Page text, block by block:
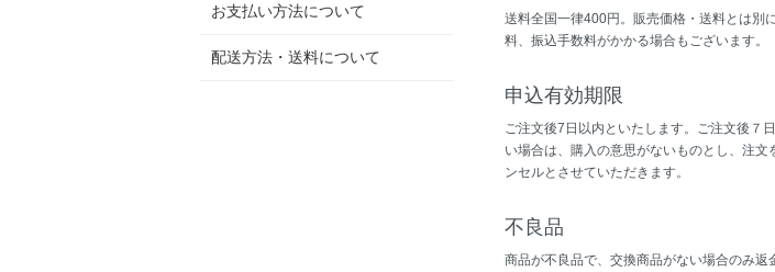
送料全国一律400円。販売価格・送料とは別
料、振込手数料がかかる場合もございます。
申込有効期限
ご注文後7日以内といたします。ご注文後７
い場合は、購入の意思がないものとし、注文
ンセルとさせていただきます。
不良品
商品が不良品で、交換商品がない場合のみ返
お支払い方法について
配送方法・送料について